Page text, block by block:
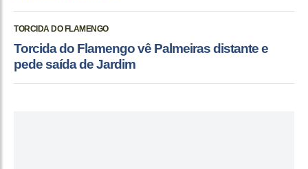
TORCIDA DO FLAMENGO
Torcida do Flamengo vê Palmeiras distante e
pede saída de Jardim